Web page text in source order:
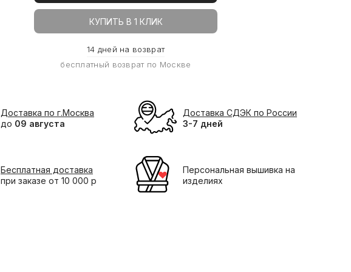
КУПИТЬ В 1 КЛИК
14 дней на возврат
бесплатный возврат по Москве
Доставка по г.Москва
до 09 августа
Доставка СДЭК по России
3-7 дней
Бесплатная доставка
при заказе от 10 000 р
Персональная вышивка на
изделиях